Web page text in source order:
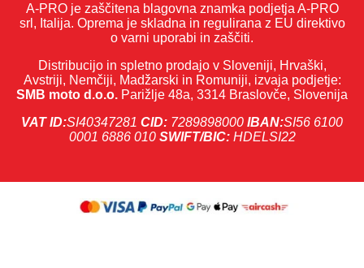
A-PRO je zaščitena blagovna znamka podjetja A-PRO
srl, Italija. Oprema je skladna in regulirana z EU direktivo
o varni uporabi in zaščiti.
Distribucijo in spletno prodajo v Sloveniji, Hrvaški,
Avstriji, Nemčiji, Madžarski in Romuniji, izvaja podjetje:
SMB moto d.o.o. Parižlje 48a, 3314 Braslovče, Slovenija
VAT ID:SI40347281 CID: 7289898000 IBAN:SI56 6100
0001 6886 010 SWIFT/BIC:HDELSI22